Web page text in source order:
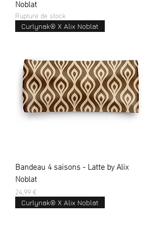
Noblat
Rupture de stock
Curlynak® X Alix Noblat
Bandeau 4 saisons - Latte by Alix
Noblat
Prix
24,99 €
Curlynak® X Alix Noblat